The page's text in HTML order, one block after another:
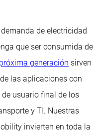
de electricidad
que ser consumida de
generación sirven
las aplicaciones con
usuario final de los
y TI. Nuestras
invierten en toda la